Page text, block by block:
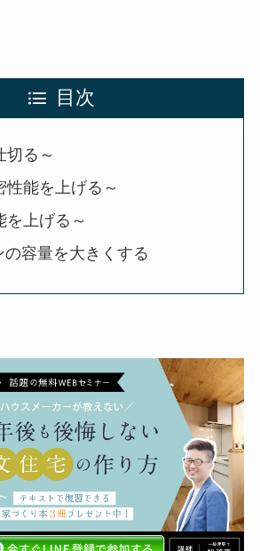
目次
切る～
性能を上げる～
を上げる～
の容量を大きくする